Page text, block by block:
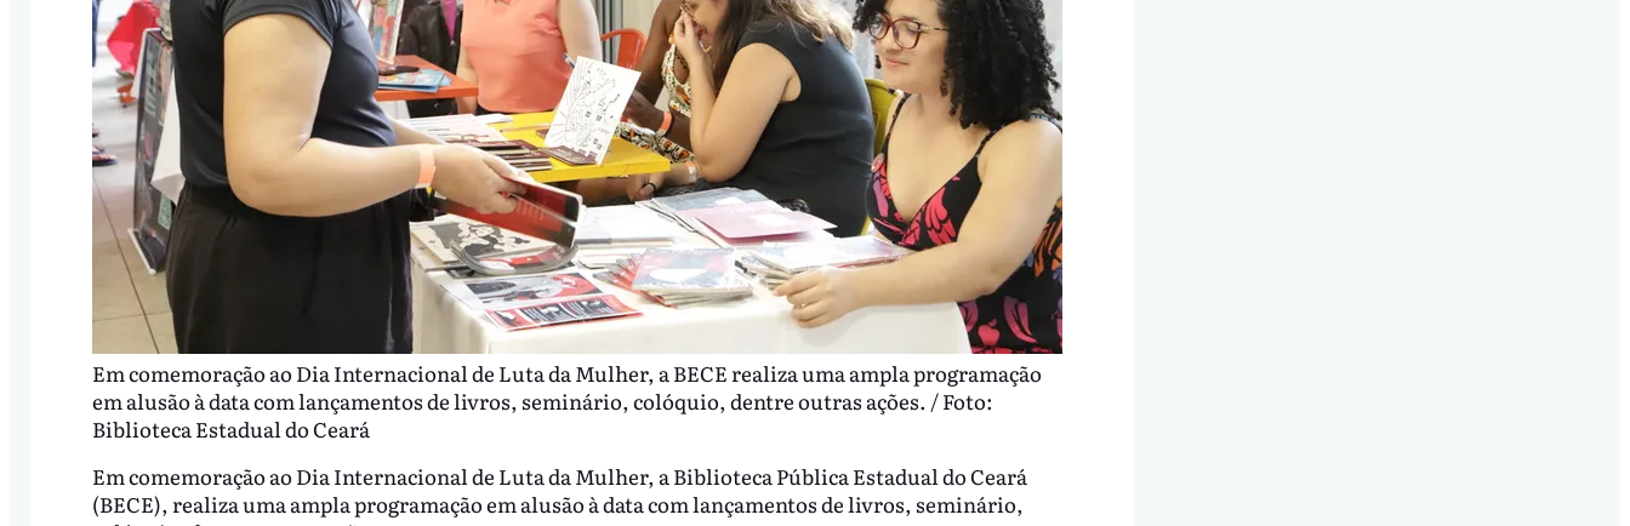
Em comemoração ao Dia Internacional de Luta da Mulher, a BECE realiza uma ampla programação
em alusão à data com lançamentos de livros, seminário, colóquio, dentre outras ações. / Foto:
Biblioteca Estadual do Ceará
Em comemoração ao Dia Internacional de Luta da Mulher, a Biblioteca Pública Estadual do Ceará
(BECE), realiza uma ampla programação em alusão à data com lançamentos de livros, seminário,